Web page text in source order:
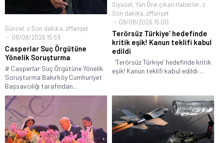
Güncel, z Son dakika, zManşet
08/08/2026 15:59
Casperlar Suç Örgütüne
Yönelik Soruşturma
# Casperlar Suç Örgütüne Yönelik
Soruşturma Bakırköy Cumhuriyet
Başsavcılığı tarafından...
Siyaset, Yan Öne çıkan Haberler, z
Son dakika, zManşet
08/08/2026 15:00
Terörsüz Türkiye’ hedefinde
kritik eşik! Kanun teklifi kabul
edildi
‘Terörsüz Türkiye’ hedefinde kritik
eşik! Kanun teklifi kabul edildi:...